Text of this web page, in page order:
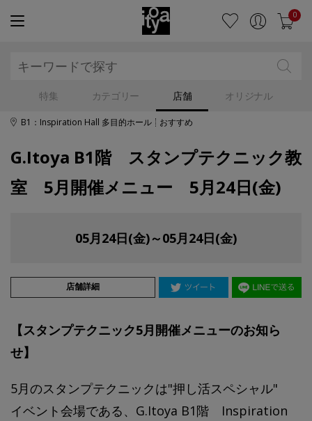
0
特集 カテゴリー 店舗 オリジナル
B1：Inspiration Hall 多目的ホール おすすめ
G.Itoya B1階 スタンプテクニック教
室 5月開催メニュー 5月24日(金)
05月24日(金)～05月24日(金)
店舗詳細
【スタンプテクニック5月開催メニューのお知ら
せ】
5月のスタンプテクニックは"押し活スペシャル"
イベント会場である、G.Itoya B1階 Inspiration